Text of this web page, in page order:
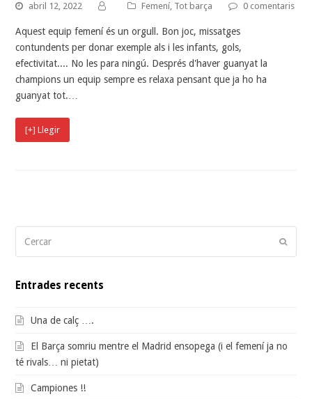
abril 12, 2022 Femení, Tot barça 0 comentaris
Aquest equip femení és un orgull. Bon joc, missatges
contundents per donar exemple als i les infants, gols,
efectivitat.... No les para ningú. Després d'haver guanyat la
champions un equip sempre es relaxa pensant que ja ho ha
guanyat tot.…
[+] Llegir
Entrades recents
Una de calç ….
El Barça somriu mentre el Madrid ensopega (i el femení ja no
té rivals… ni pietat)
Campiones !!